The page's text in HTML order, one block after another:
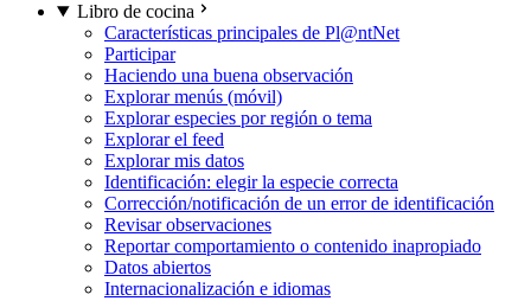
Libro de cocina
Características principales de Pl@ntNet
Participar
Haciendo una buena observación
Explorar menús (móvil)
Explorar especies por región o tema
Explorar el feed
Explorar mis datos
Identificación: elegir la especie correcta
Corrección/notificación de un error de identificación
Revisar observaciones
Reportar comportamiento o contenido inapropiado
Datos abiertos
Internacionalización e idiomas